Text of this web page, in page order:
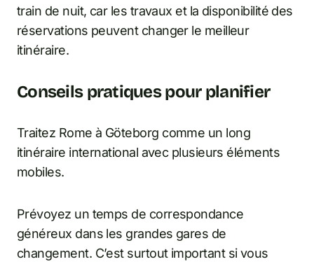
train de nuit, car les travaux et la disponibilité des
réservations peuvent changer le meilleur
itinéraire.
Conseils pratiques pour planifier
Traitez Rome à Göteborg comme un long
itinéraire international avec plusieurs éléments
mobiles.
Prévoyez un temps de correspondance
généreux dans les grandes gares de
changement. C’est surtout important si vous